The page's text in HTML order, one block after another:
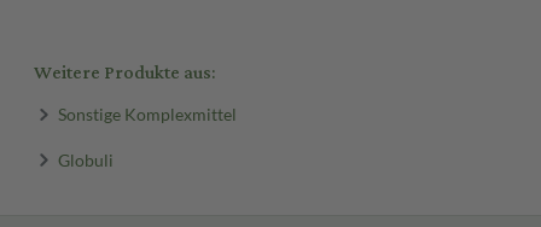
Weitere Produkte aus:
Sonstige Komplexmittel
Globuli